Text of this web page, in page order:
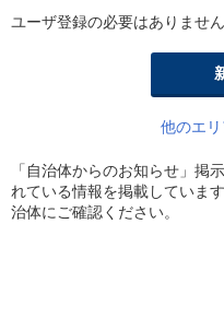
ユーザ登録の必要はありませ
他のエ
「自治体からのお知らせ」掲
れている情報を掲載していま
治体にご確認ください。